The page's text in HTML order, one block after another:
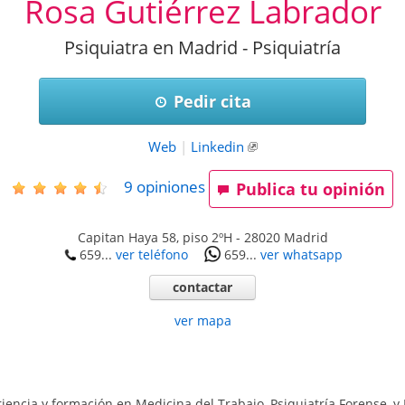
Rosa Gutiérrez Labrador
Psiquiatra en Madrid - Psiquiatría
Pedir cita
Web | Linkedin
9 opiniones Publica tu opinión
Capitan Haya 58, piso 2ºH - 28020 Madrid
659... ver teléfono 659... ver whatsapp
contactar
ver mapa